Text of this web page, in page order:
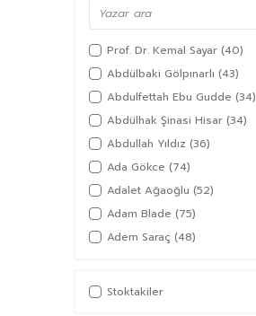
Prof. Dr. Kemal Sayar (40)
Abdülbaki Gölpınarlı (43)
Abdulfettah Ebu Gudde (34)
Abdülhak Şinasi Hisar (34)
Abdullah Yıldız (36)
Ada Gökce (74)
Adalet Ağaoğlu (52)
Adam Blade (75)
Adem Saraç (48)
Afşar Timuçin
Stoktakiler